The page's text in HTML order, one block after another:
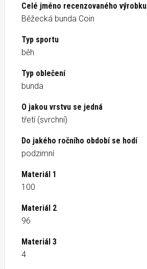
Celé jméno recenzovaného výrobku
Běžecká bunda Coin
Typ sportu
běh
Typ oblečení
bunda
O jakou vrstvu se jedná
třetí (svrchní)
Do jakého ročního období se hodí
podzimní
Materiál 1
100
Materiál 2
96
Materiál 3
4